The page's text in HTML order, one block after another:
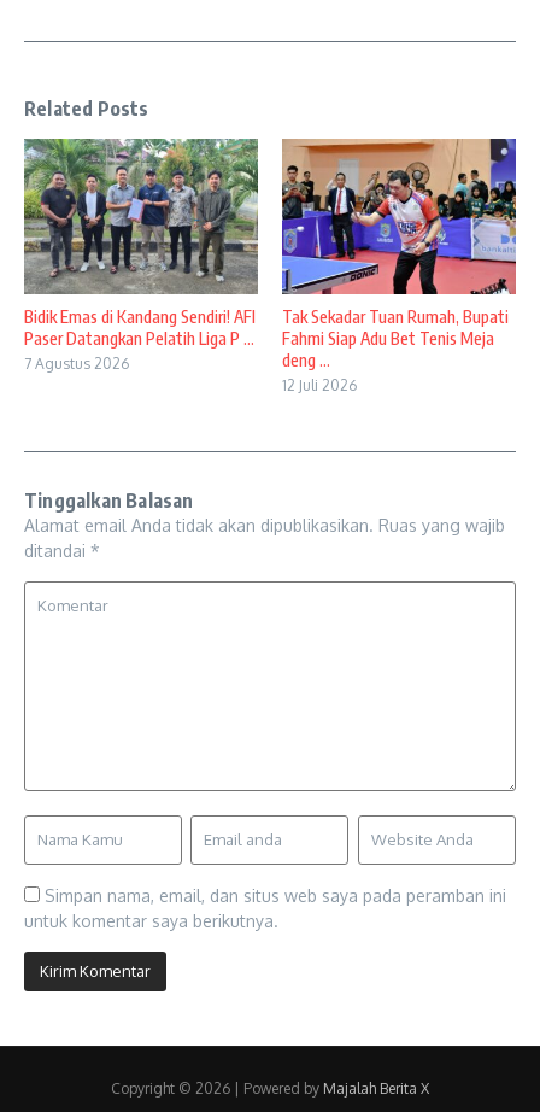
Related Posts
Bidik Emas di Kandang Sendiri! AFI
Paser Datangkan Pelatih Liga P ...
7 Agustus 2026
Tak Sekadar Tuan Rumah, Bupati
Fahmi Siap Adu Bet Tenis Meja
deng ...
12 Juli 2026
Tinggalkan Balasan
Alamat email Anda tidak akan dipublikasikan. Ruas yang wajib
ditandai *
Simpan nama, email, dan situs web saya pada peramban ini
untuk komentar saya berikutnya.
Copyright © 2026 | Powered by Majalah Berita X